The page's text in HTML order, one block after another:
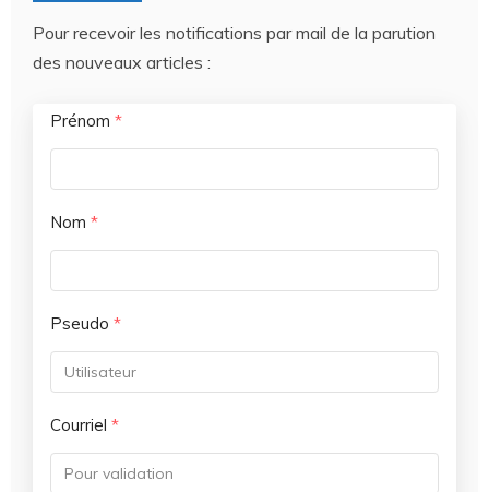
Pour recevoir les notifications par mail de la parution
des nouveaux articles :
Prénom *
Nom *
Pseudo *
Courriel *